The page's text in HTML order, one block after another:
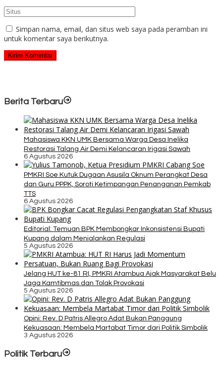
Simpan nama, email, dan situs web saya pada peramban ini
untuk komentar saya berikutnya.
Berita Terbaru
Mahasiswa KKN UMK Bersama Warga Desa Inelika
Restorasi Talang Air Demi Kelancaran Irigasi Sawah
6 Agustus 2026
PMKRI Soe Kutuk Dugaan Asusila Oknum Perangkat Desa
dan Guru PPPK, Soroti Ketimpangan Penanganan Pemkab
TTS
6 Agustus 2026
Editorial: Temuan BPK Membongkar Inkonsistensi Bupati
Kupang dalam Menjalankan Regulasi
5 Agustus 2026
Jelang HUT ke-81 RI, PMKRI Atambua Ajak Masyarakat Belu
Jaga Kamtibmas dan Tolak Provokasi
5 Agustus 2026
Opini: Rev. D Patris Allegro Adat Bukan Panggung
Kekuasaan: Membela Martabat Timor dari Politik Simbolik
3 Agustus 2026
Politik Terbaru